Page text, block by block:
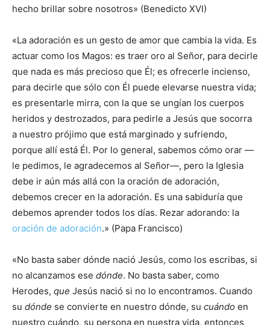
hecho brillar sobre nosotros» (Benedicto XVI)
«La adoración es un gesto de amor que cambia la vida. Es
actuar como los Magos: es traer oro al Señor, para decirle
que nada es más precioso que Él; es ofrecerle incienso,
para decirle que sólo con Él puede elevarse nuestra vida;
es presentarle mirra, con la que se ungían los cuerpos
heridos y destrozados, para pedirle a Jesús que socorra
a nuestro prójimo que está marginado y sufriendo,
porque allí está Él. Por lo general, sabemos cómo orar —
le pedimos, le agradecemos al Señor—, pero la Iglesia
debe ir aún más allá con la oración de adoración,
debemos crecer en la adoración. Es una sabiduría que
debemos aprender todos los días. Rezar adorando: la
oración de adoración.» (Papa Francisco)
«No basta saber dónde nació Jesús, como los escribas, si
no alcanzamos ese dónde. No basta saber, como
Herodes, que Jesús nació si no lo encontramos. Cuando
su dónde se convierte en nuestro dónde, su cuándo en
nuestro cuándo, su persona en nuestra vida, entonces